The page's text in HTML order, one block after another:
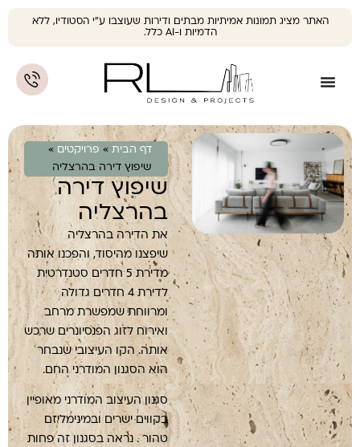
האתר מציג תמונות אמיתיות מבתים ודירות שעוצבו ע"י הסטודיו, ללא
הדמיות ו-AI כלל.
דף הבית» פרויקטים »
שיפוץ דירה בהרצליה
שיפוץ דירה
בהרצליה
את הדירה בהרצליה
שיפצנו מהיסוד, והפכנו אותה
מדירת 5 חדרים סטנדרטית
לדירת 4 חדרים גדולה
ומרווחת שמפשרת מרחב
ואירוח לזוג הפנסיונרים שרכש
אותה. הקו העיצובי שנבחר
הוא הסגנון המודרני החם.
סגנון העיצוב המודרני מאופיין
בקווים ישרים ובמינימליזם
טהור . נראה בסגנון זה פחות